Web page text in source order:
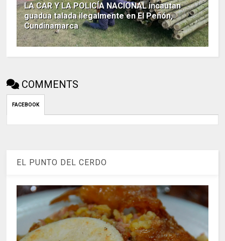
LA CAR Y LA POLICÍA NACIONAL incautan
guadua talada ilegalmente en El Peñón,
Cundinamarca
COMMENTS
FACEBOOK
EL PUNTO DEL CERDO